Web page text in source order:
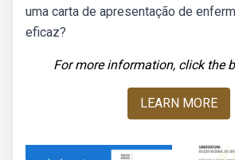
uma carta de apresentação de
eficaz?
For more information, click the
LEARN MORE